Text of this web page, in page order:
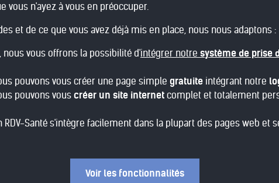
n'ayez à vous en préoccuper.
et de ce que vous avez déjà mis en place, nous nous adaptons :
nous vous offrons la possibilité d'intégrer notre système de prise
pouvons vous créer une page simple gratuite intégrant notre
pouvons vous créer un site internet complet et totalement
RDV-Santé s'intègre facilement dans la plupart des pages web et
Voir les fonctionnalités